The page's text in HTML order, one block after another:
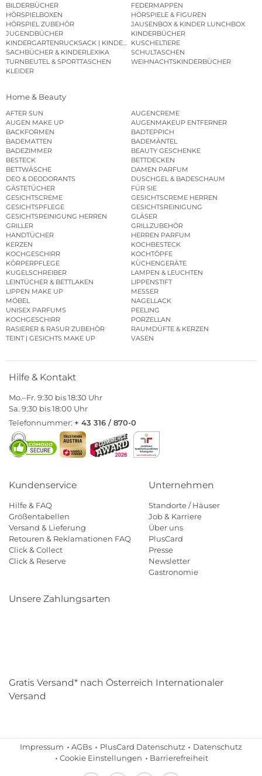
BILDERBÜCHER
FEDERMAPPEN
HÖRSPIELBOXEN
HÖRSPIELE & FIGUREN
HÖRSPIEL ZUBEHÖR
JAUSENBOX & KINDER LUNCHBOX
JUGENDBÜCHER
KINDERBÜCHER
KINDERGARTENRUCKSACK | KINDERGARTENBEUTEL
KUSCHELTIERE
SACHBÜCHER & KINDERLEXIKA
SCHULTASCHEN
TURNBEUTEL & SPORTTASCHEN
WEIHNACHTSKINDERBÜCHER
KLEIDER
Home & Beauty
AFTER SUN
AUGENCREME
AUGEN MAKE UP
AUGENMAKEUP ENTFERNER
BACKFORMEN
BADTEPPICH
BADEMATTEN
BADEMÄNTEL
BADEZIMMER
BEAUTY GESCHENKE
BESTECK
BETTDECKEN
BETTWÄSCHE
DAMEN PARFUM
DEO & DEODORANTS
DUSCHGEL & BADESCHAUM
GÄSTETÜCHER
FÜR SIE
GESICHTSCREME
GESICHTSCREME HERREN
GESICHTSPFLEGE
GESICHTSREINIGUNG
GESICHTSREINIGUNG HERREN
GLÄSER
GRILLER
GRILLZUBEHÖR
HANDTÜCHER
HERREN PARFUM
KERZEN
KOCHBESTECK
KOCHGESCHIRR
KOCHTÖPFE
KÖRPERPFLEGE
KÜCHENGERÄTE
KUGELSCHREIBER
LAMPEN & LEUCHTEN
LEINTÜCHER & BETTLAKEN
LIPPENSTIFT
LIPPEN MAKE UP
MESSER
MÖBEL
NAGELLACK
UNISEX PARFUMS
PEELING
KOCHGESCHIRR
PORZELLAN
RASIERER & RASUR ZUBEHÖR
RAUMDÜFTE & KERZEN
TEINT | GESICHTS MAKE UP
VASEN
Hilfe & Kontakt
Mo.–Fr. 9:30 bis 18:30 Uhr
Sa. 9:30 bis 18:00 Uhr
Telefonnummer: + 43 316 / 870-0
Kundenservice
Hilfe & FAQ
Größentabellen
Versand & Lieferung
Retouren & Reklamationen FAQ
Click & Collect
Click & Reserve
Unternehmen
Standorte / Häuser
Job & Karriere
Über uns
PlusCard
Presse
Newsletter
Gastronomie
Unsere Zahlungsarten
Gratis Versand* nach Österreich Internationaler
Versand
Impressum AGBs PlusCard Datenschutz
Datenschutz
Cookie Einstellungen
Barrierefreiheit